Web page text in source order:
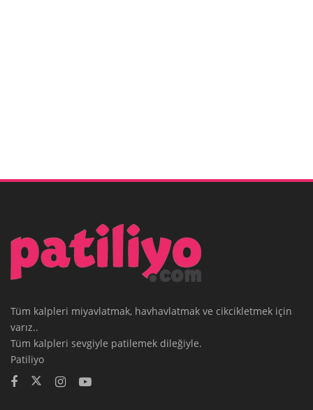
Tüm kalpleri miyavlatmak, havhavlatmak ve cikcikletmek için
varız..
Tüm kalpleri sevgiyle patilemek dileğiyle.
Patiliyo